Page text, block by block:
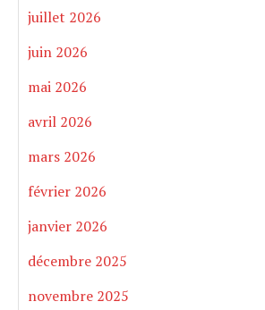
juillet 2026
juin 2026
mai 2026
avril 2026
mars 2026
février 2026
janvier 2026
décembre 2025
novembre 2025